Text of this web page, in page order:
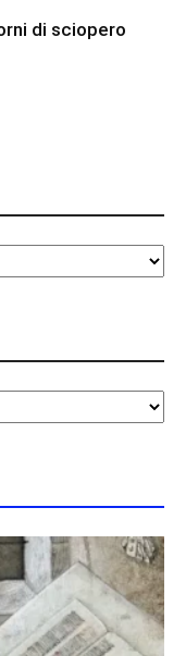
di sciopero